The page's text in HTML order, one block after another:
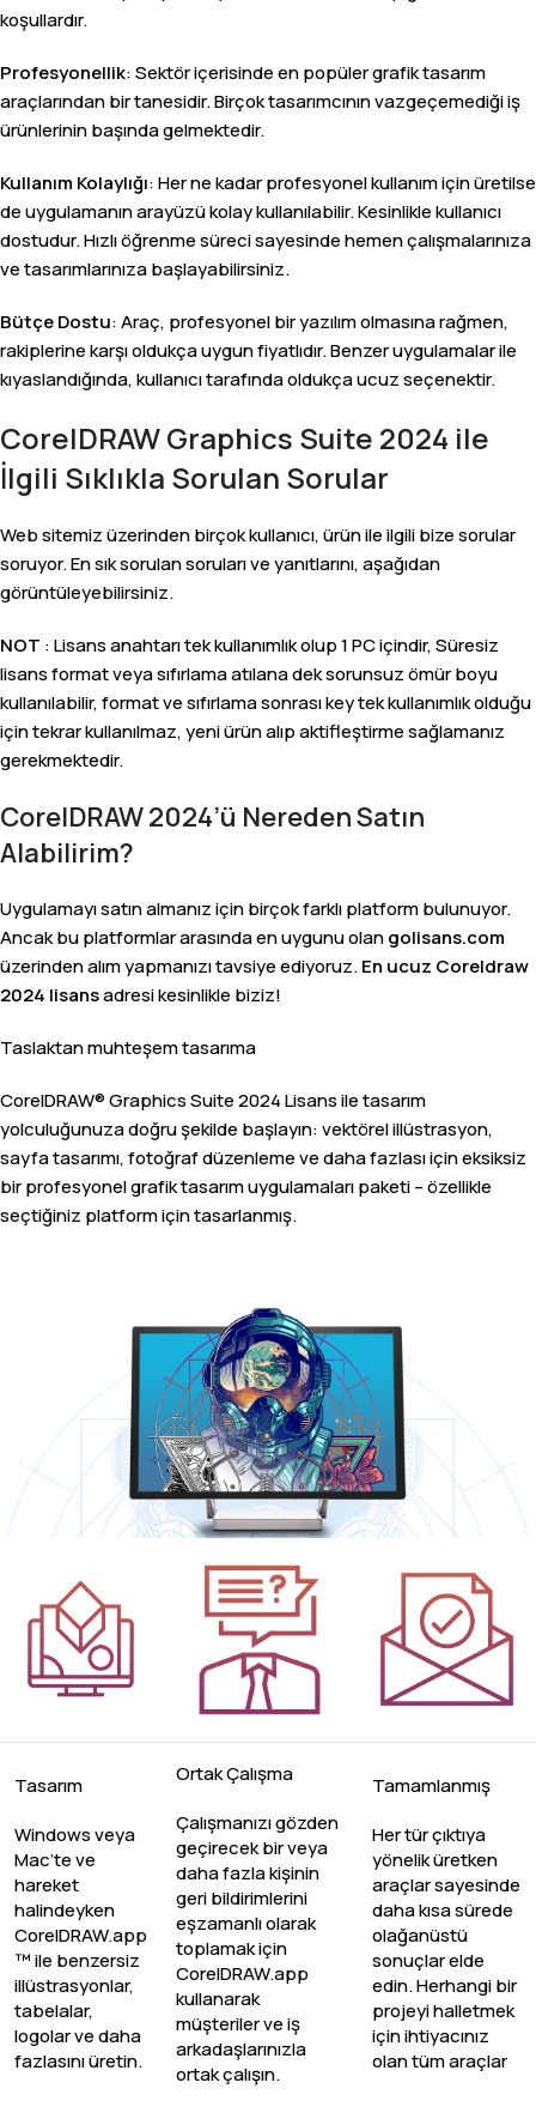
koşullardır.
Profesyonellik: Sektör içerisinde en popüler grafik tasarım
araçlarından bir tanesidir. Birçok tasarımcının vazgeçemediği iş
ürünlerinin başında gelmektedir.
Kullanım Kolaylığı: Her ne kadar profesyonel kullanım için üretilse
de uygulamanın arayüzü kolay kullanılabilir. Kesinlikle kullanıcı
dostudur. Hızlı öğrenme süreci sayesinde hemen çalışmalarınıza
ve tasarımlarınıza başlayabilirsiniz.
Bütçe Dostu: Araç, profesyonel bir yazılım olmasına rağmen,
rakiplerine karşı oldukça uygun fiyatlıdır. Benzer uygulamalar ile
kıyaslandığında, kullanıcı tarafında oldukça ucuz seçenektir.
CorelDRAW Graphics Suite 2024 ile
İlgili Sıklıkla Sorulan Sorular
Web sitemiz üzerinden birçok kullanıcı, ürün ile ilgili bize sorular
soruyor. En sık sorulan soruları ve yanıtlarını, aşağıdan
görüntüleyebilirsiniz.
NOT : Lisans anahtarı tek kullanımlık olup 1 PC içindir, Süresiz
lisans format veya sıfırlama atılana dek sorunsuz ömür boyu
kullanılabilir, format ve sıfırlama sonrası key tek kullanımlık olduğu
için tekrar kullanılmaz, yeni ürün alıp aktifleştirme sağlamanız
gerekmektedir.
CorelDRAW 2024’ü Nereden Satın
Alabilirim?
Uygulamayı satın almanız için birçok farklı platform bulunuyor.
Ancak bu platformlar arasında en uygunu olangolisans.com
üzerinden alım yapmanızı tavsiye ediyoruz.En ucuz Coreldraw
2024 lisansadresi kesinlikle biziz!
Taslaktan muhteşem tasarıma
CorelDRAW® Graphics Suite 2024 Lisans ile tasarım
yolculuğunuza doğru şekilde başlayın: vektörel illüstrasyon,
sayfa tasarımı, fotoğraf düzenleme ve daha fazlası için eksiksiz
bir profesyonel grafik tasarım uygulamaları paketi – özellikle
seçtiğiniz platform için tasarlanmış.
Tasarım
Windows veya
Mac’te ve
hareket
halindeyken
CorelDRAW.app
™ ile benzersiz
illüstrasyonlar,
tabelalar,
logolar ve daha
fazlasını üretin.
Ortak Çalışma
Çalışmanızı gözden
geçirecek bir veya
daha fazla kişinin
geri bildirimlerini
eşzamanlı olarak
toplamak için
CorelDRAW.app
kullanarak
müşteriler ve iş
arkadaşlarınızla
ortak çalışın.
Tamamlanmış
Her tür çıktıya
yönelik üretken
araçlar sayesinde
daha kısa sürede
olağanüstü
sonuçlar elde
edin. Herhangi bir
projeyi halletmek
için ihtiyacınız
olan tüm araçlar